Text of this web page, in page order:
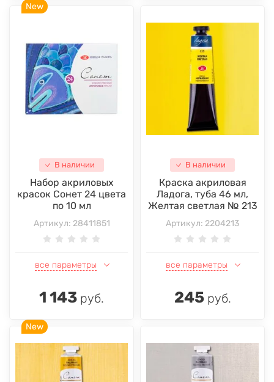
New
В наличии
Набор акриловых
красок Сонет 24 цвета
по 10 мл
Артикул: 28411851
все параметры
1 143 руб.
В наличии
Краска акриловая
Ладога, туба 46 мл,
Желтая светлая № 213
Артикул: 2204213
все параметры
245руб.
New